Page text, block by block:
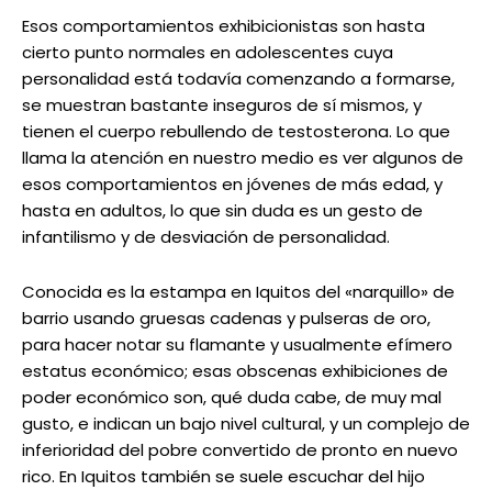
Esos comportamientos exhibicionistas son hasta
cierto punto normales en adolescentes cuya
personalidad está todavía comenzando a formarse,
se muestran bastante inseguros de sí mismos, y
tienen el cuerpo rebullendo de testosterona. Lo que
llama la atención en nuestro medio es ver algunos de
esos comportamientos en jóvenes de más edad, y
hasta en adultos, lo que sin duda es un gesto de
infantilismo y de desviación de personalidad.
Conocida es la estampa en Iquitos del «narquillo» de
barrio usando gruesas cadenas y pulseras de oro,
para hacer notar su flamante y usualmente efímero
estatus económico; esas obscenas exhibiciones de
poder económico son, qué duda cabe, de muy mal
gusto, e indican un bajo nivel cultural, y un complejo de
inferioridad del pobre convertido de pronto en nuevo
rico. En Iquitos también se suele escuchar del hijo